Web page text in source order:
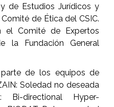
de Estudios Jurídicos y
de Ética del CSIC.
el Comité de Expertos
la Fundación General
de los equipos de
Soledad no deseada
Bi-directional Hyper-